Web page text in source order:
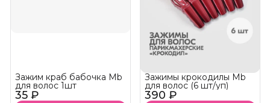
35 ₽
Зажим краб бабочка Mb
для волос 1шт
390 ₽
Зажимы крокодилы Mb
для волос (6 шт/уп)